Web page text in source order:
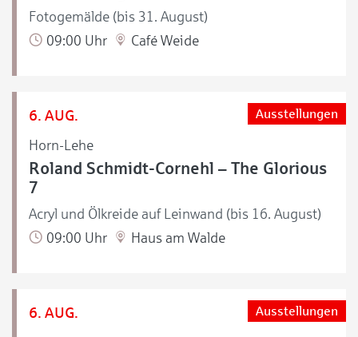
Fotogemälde (bis 31. August)
09:00 Uhr
Café Weide
6. AUG.
Horn-Lehe
Ausstellungen
Roland Schmidt-Cornehl – The Glorious
7
Acryl und Ölkreide auf Leinwand (bis 16. August)
09:00 Uhr
Haus am Walde
6. AUG. Ausstellungen